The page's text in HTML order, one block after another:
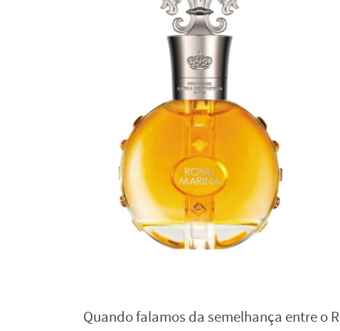
Quando falamos da semelhança entre o